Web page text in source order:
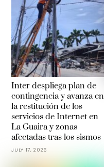
Inter despliega plan de
contingencia y avanza en
la restitución de los
servicios de Internet en
La Guaira y zonas
afectadas tras los sismos
JULY 17, 2026